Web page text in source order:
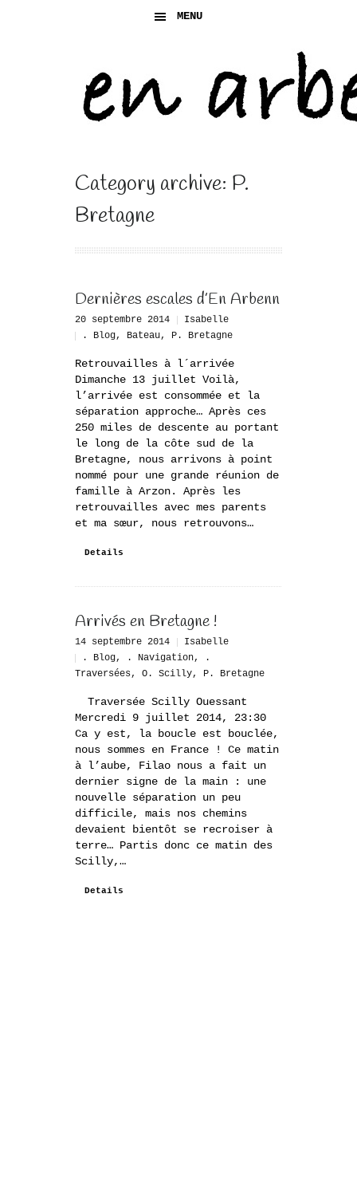
MENU
Category archive: P.
Bretagne
Dernières escales d’En Arbenn
20 septembre 2014
Isabelle
. Blog, Bateau, P. Bretagne
Retrouvailles à l´arrivée
Dimanche 13 juillet Voilà,
l’arrivée est consommée et la
séparation approche… Après ces
250 miles de descente au portant
le long de la côte sud de la
Bretagne, nous arrivons à point
nommé pour une grande réunion de
famille à Arzon. Après les
retrouvailles avec mes parents
et ma sœur, nous retrouvons…
Details
Arrivés en Bretagne !
14 septembre 2014
Isabelle
. Blog, . Navigation,
.
Traversées, O. Scilly, P. Bretagne
Traversée Scilly Ouessant
Mercredi 9 juillet 2014, 23:30
Ca y est, la boucle est bouclée,
nous sommes en France ! Ce matin
à l’aube, Filao nous a fait un
dernier signe de la main : une
nouvelle séparation un peu
difficile, mais nos chemins
devaient bientôt se recroiser à
terre… Partis donc ce matin des
Scilly,…
Details